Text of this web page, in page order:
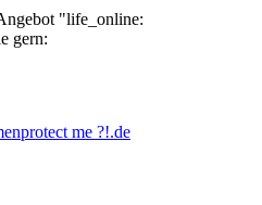
"life_online:
gern:
protect me ?!.de